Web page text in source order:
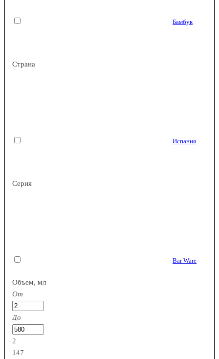
Бамбук
Полипропилен
Страна
Испания
Серия
Bar Ware
Объем, мл
От
До
2
147